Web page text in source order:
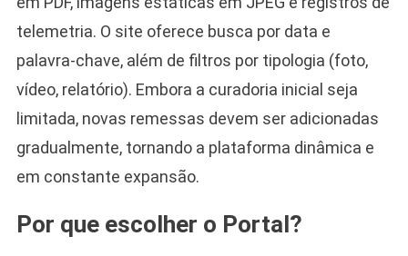
telemetria. O site oferece busca por data e
palavra-chave, além de filtros por tipologia (foto,
vídeo, relatório). Embora a curadoria inicial seja
limitada, novas remessas devem ser adicionadas
gradualmente, tornando a plataforma dinâmica e
em constante expansão.
Por que escolher o Portal?